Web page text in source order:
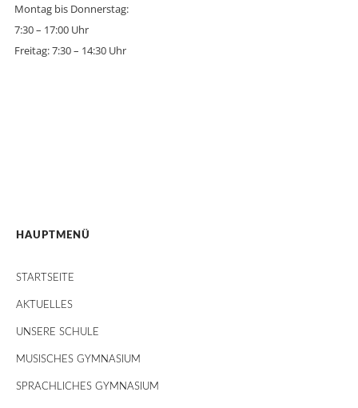
Montag bis Donnerstag:
7:30 – 17:00 Uhr
Freitag: 7:30 – 14:30 Uhr
HAUPTMENÜ
STARTSEITE
AKTUELLES
UNSERE SCHULE
MUSISCHES GYMNASIUM
SPRACHLICHES GYMNASIUM